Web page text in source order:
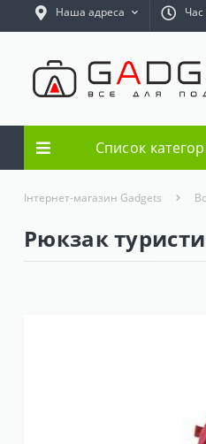
Наша адреса
Список
Інтернет-магазин Gadgets
Рюкзак